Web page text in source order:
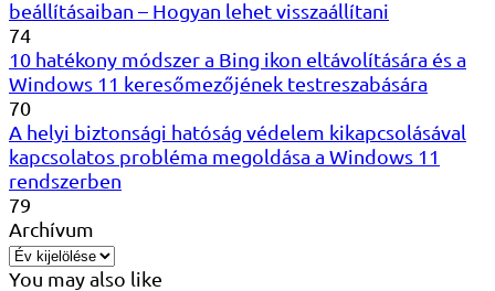
beállításaiban – Hogyan lehet visszaállítani
74
10 hatékony módszer a Bing ikon eltávolítására és a
Windows 11 keresőmezőjének testreszabására
70
A helyi biztonsági hatóság védelem kikapcsolásával
kapcsolatos probléma megoldása a Windows 11
rendszerben
79
Archívum
You may also like